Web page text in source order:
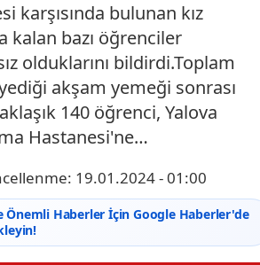
karşısında bulunan kız
kalan bazı öğrenciler
olduklarını bildirdi.Toplam
akşam yemeği sonrası
140 öğrenci, Yalova
Hastanesi'ne…
19.01.2024 - 01:00
Önemli Haberler İçin Google Haberler'de